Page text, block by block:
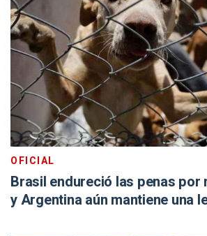
OFICIAL
Brasil endureció las penas por
y Argentina aún mantiene una